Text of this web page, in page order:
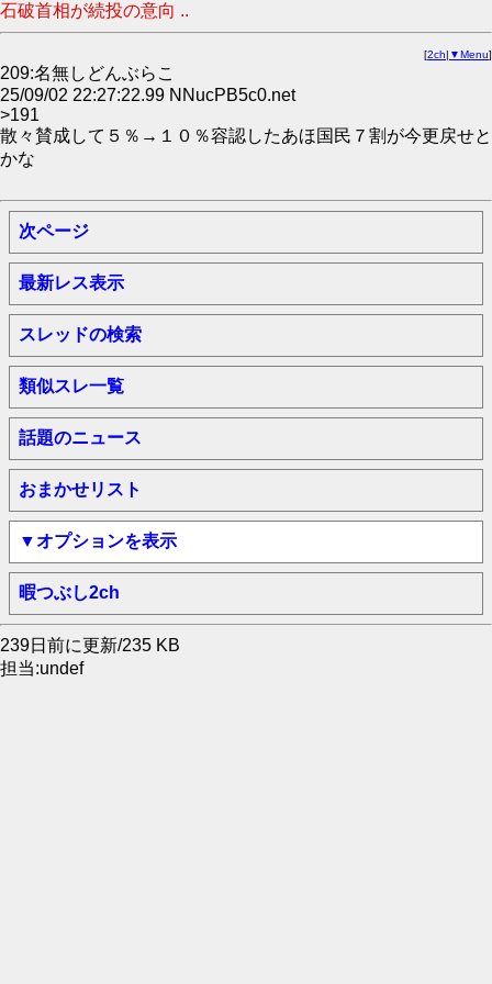
石破首相が続投の意向 ..
[2ch| ▼Menu]
209:名無しどんぶらこ
25/09/02 22:27:22.99 NNucPB5c0.net
>191
散々賛成して５％→１０％容認したあほ国民７割が今更戻せと
かな
次ページ
最新レス表示
スレッドの検索
類似スレ一覧
話題のニュース
おまかせリスト
▼オプションを表示
暇つぶし2ch
239日前に更新/235 KB
担当:undef